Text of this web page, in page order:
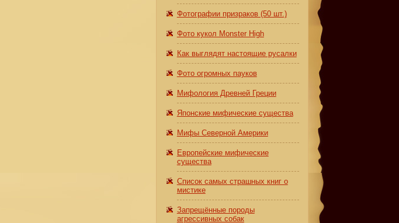
Фотографии призраков (50 шт.)
Фото кукол Monster High
Как выглядят настоящие русалки
Фото огромных пауков
Мифология Древней Греции
Японские мифические существа
Мифы Северной Америки
Европейские мифические
существа
Список самых страшных книг о
мистике
Запрещённые породы
агрессивных собак